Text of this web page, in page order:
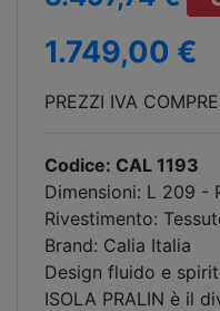
1.749,00 €
PREZZI IVA
Codice: CAL 1193
Dimensioni: L 209 -
Rivestimento:
Brand: Calia Italia
Design fluido e
ISOLA PRALIN è il